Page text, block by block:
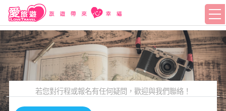
若您對行程或報名有任何疑問，歡迎與我們聯絡！